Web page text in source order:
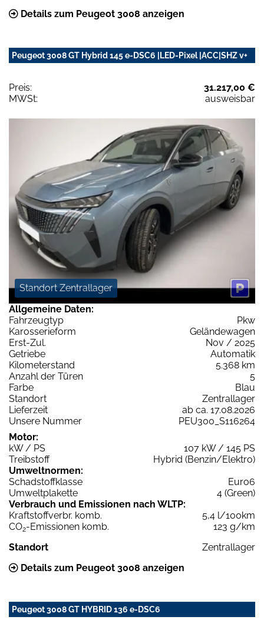
Details zum Peugeot 3008 anzeigen
Peugeot 3008 GT Hybrid 145 e-DSC6 |LED-Pixel |ACC|SHZ v+
Preis:
31.217,00 €
MWSt:
ausweisbar
Standort Zentrallager
Allgemeine Daten:
Fahrzeugtyp
Pkw
Karosserieform
Geländewagen
Erst-Zul.
Nov / 2025
Getriebe
Automatik
Kilometerstand
5.368 km
Anzahl der Türen
5
Farbe
Blau
Standort
Zentrallager
Lieferzeit
ab ca. 17.08.2026
Unsere Nummer
PEU300_S116264
Motor:
kW / PS
107 kW / 145 PS
Treibstoff
Hybrid (Benzin/Elektro)
Umweltnormen:
Schadstoffklasse
Euro6
Umweltplakette
4 (Green)
Verbrauch und Emissionen nach WLTP:
Kraftstoffverbr. komb.
5,4 l/100km
CO2-Emissionen komb.
123 g/km
Standort
Zentrallager
Details zum Peugeot 3008 anzeigen
Peugeot 3008 GT HYBRID 136 e-DSC6